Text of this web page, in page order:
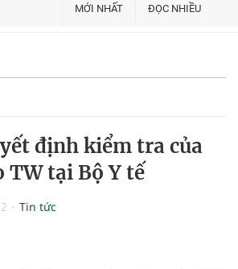
MỚI NHẤT ĐỌC NHIỀU
định kiểm tra của
TW tại Bộ Y tế
Tin tức